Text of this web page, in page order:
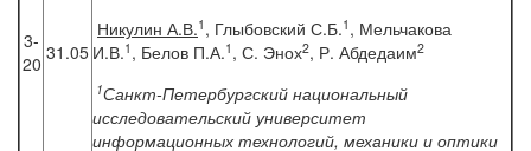
3-
20 31.05
Никулин А.В.1 , Глыбовский С.Б.1 , Мельчакова
И.В.1 , Белов П.А.1 , С. Энох2, Р. Абдедаим2
1Санкт-Петербургский национальный
исследовательский университет
информационных технологий, механики и оптики